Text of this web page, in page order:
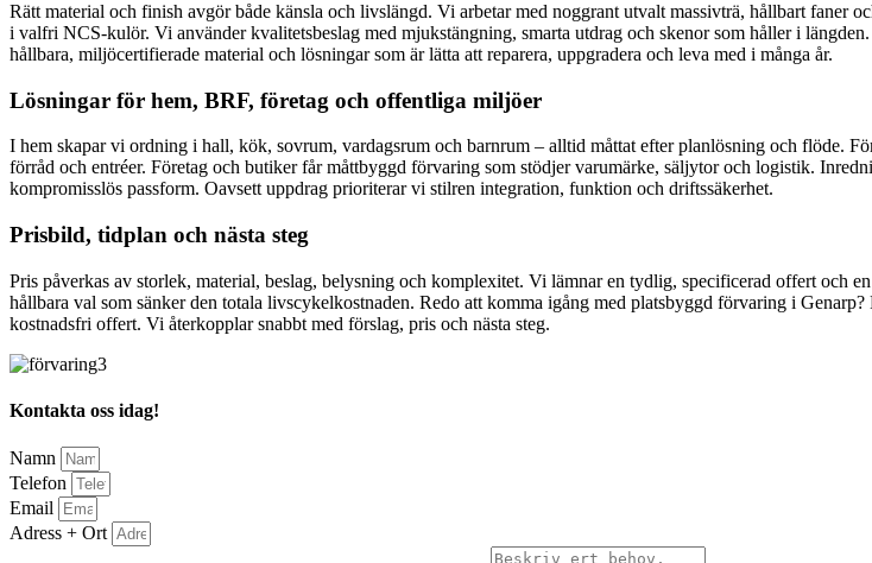
Rätt material och finish avgör både känsla och livslängd. Vi arbetar med noggrant utvalt massivträ, hållbart faner
i valfri NCS-kulör. Vi använder kvalitetsbeslag med mjukstängning, smarta utdrag och skenor som håller i
hållbara, miljöcertifierade material och lösningar som är lätta att reparera, uppgradera och leva med i många år.
Lösningar för hem, BRF, företag och offentliga miljöer
I hem skapar vi ordning i hall, kök, sovrum, vardagsrum och barnrum – alltid måttat efter planlösning och flöde.
förråd och entréer. Företag och butiker får måttbyggd förvaring som stödjer varumärke, säljytor och logistik.
kompromisslös passform. Oavsett uppdrag prioriterar vi stilren integration, funktion och driftssäkerhet.
Prisbild, tidplan och nästa steg
Pris påverkas av storlek, material, beslag, belysning och komplexitet. Vi lämnar en tydlig, specificerad offert och
hållbara val som sänker den totala livscykelkostnaden. Redo att komma igång med platsbyggd förvaring i
kostnadsfri offert. Vi återkopplar snabbt med förslag, pris och nästa steg.
Kontakta oss idag!
Namn
Telefon
Email
Adress + Ort